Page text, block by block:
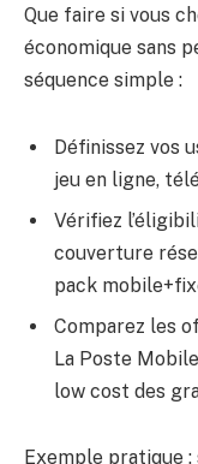
Que faire si vous
économique sans
séquence simple :
Définissez vos
jeu en ligne,
Vérifiez
couverture
pack
Comparez les
La Poste
low cost des
Exemple pratique